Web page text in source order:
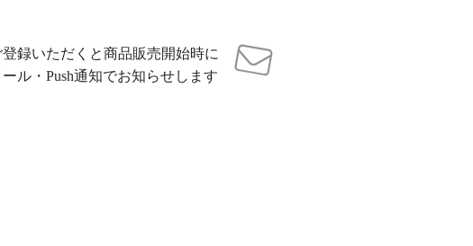
登録いただくと商品販売開始時に
ール・Push通知でお知らせします